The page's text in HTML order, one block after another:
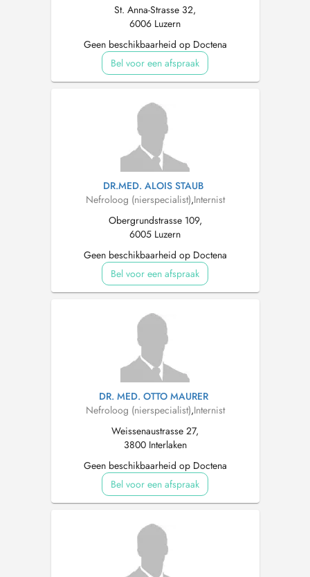
St. Anna-Strasse 32,
6006 Luzern
Geen beschikbaarheid op Doctena
Bel voor een afspraak
DR.MED. ALOIS STAUB
Nefroloog (nierspecialist),Internist
Obergrundstrasse 109,
6005 Luzern
Geen beschikbaarheid op Doctena
Bel voor een afspraak
DR. MED. OTTO MAURER
Nefroloog (nierspecialist),Internist
Weissenaustrasse 27,
3800 Interlaken
Geen beschikbaarheid op Doctena
Bel voor een afspraak